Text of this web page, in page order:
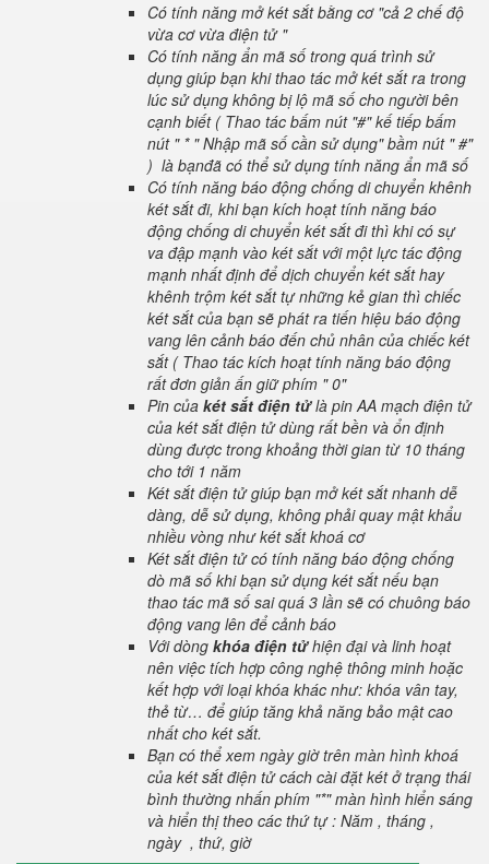
Có tính năng mở két sắt bằng cơ "cả 2 chế độ
vừa cơ vừa điện tử "
Có tính năng ẩn mã số trong quá trình sử
dụng giúp bạn khi thao tác mở két sắt ra trong
lúc sử dụng không bị lộ mã số cho người bên
cạnh biết ( Thao tác bấm nút "#" kế tiếp bấm
nút " * " Nhập mã số cần sử dụng" bầm nút " #"
) là bạnđã có thể sử dụng tính năng ẩn mã số
Có tính năng báo động chống di chuyển khênh
két sắt đi, khi bạn kích hoạt tính năng báo
động chống di chuyển két sắt đi thì khi có sự
va đập mạnh vào két sắt với một lực tác động
mạnh nhất định để dịch chuyển két sắt hay
khênh trộm két sắt tự những kẻ gian thì chiếc
két sắt của bạn sẽ phát ra tiến hiệu báo động
vang lên cảnh báo đến chủ nhân của chiếc két
sắt ( Thao tác kích hoạt tính năng báo động
rất đơn giản ấn giữ phím " 0"
Pin của két sắt điện tửlà pin AA mạch điện tử
của két sắt điện tử dùng rất bền và ổn định
dùng được trong khoảng thời gian từ 10 tháng
cho tới 1 năm
Két sắt điện tử giúp bạn mở két sắt nhanh dễ
dàng, dễ sử dụng, không phải quay mật khẩu
nhiều vòng như két sắt khoá cơ
Két sắt điện tử có tính năng báo động chống
dò mã số khi bạn sử dụng két sắt nếu bạn
thao tác mã số sai quá 3 lần sẽ có chuông báo
động vang lên để cảnh báo
Với dòng khóa điện tửhiện đại và linh hoạt
nên việc tích hợp công nghệ thông minh hoặc
kết hợp với loại khóa khác như: khóa vân tay,
thẻ từ… để giúp tăng khả năng bảo mật cao
nhất cho két sắt.
Bạn có thể xem ngày giờ trên màn hình khoá
của két sắt điện tử cách cài đặt két ở trạng thái
bình thường nhấn phím "*" màn hình hiển sáng
và hiển thị theo các thứ tự : Năm , tháng ,
ngày , thứ, giờ